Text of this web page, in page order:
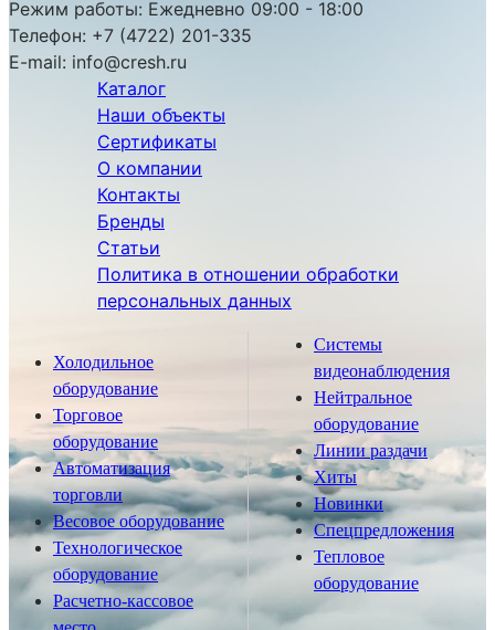
Режим работы: Ежедневно 09:00 - 18:00
Телефон: +7 (4722) 201-335
E-mail: info@cresh.ru
Каталог
Наши объекты
Сертификаты
О компании
Контакты
Бренды
Статьи
Политика в отношении обработки
персональных данных
Холодильное
оборудование
Торговое
оборудование
Автоматизация
торговли
Весовое оборудование
Технологическое
оборудование
Расчетно-кассовое
Системы
видеонаблюдения
Нейтральное
оборудование
Линии раздачи
Хиты
Новинки
Спецпредложения
Тепловое
оборудование